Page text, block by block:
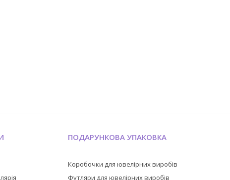
ПОДАРУНКОВА УПАКОВКА
Коробочки для ювелірних виробів
Футляри для ювелірних виробів